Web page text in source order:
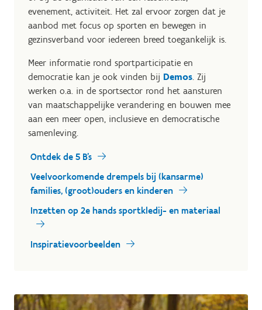
evenement, activiteit. Het zal ervoor zorgen dat je
aanbod met focus op sporten en bewegen in
gezinsverband voor iedereen breed toegankelijk is.
Meer informatie rond sportparticipatie en
democratie kan je ook vinden bij Demos. Zij
werken o.a. in de sportsector rond het aansturen
van maatschappelijke verandering en bouwen mee
aan een meer open, inclusieve en democratische
samenleving.
Ontdek de 5 B's
Veelvoorkomende drempels bij (kansarme)
families, (groot)ouders en kinderen
Inzetten op 2e hands sportkledij- en materiaal
Inspiratievoorbeelden